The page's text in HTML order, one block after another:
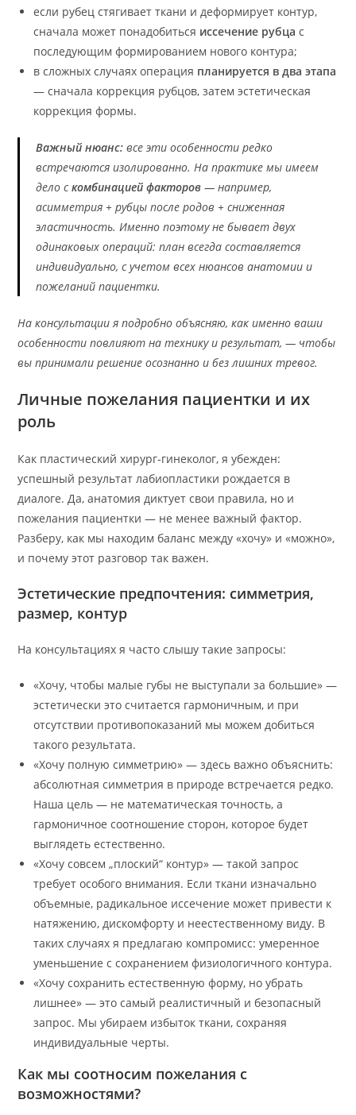
если рубец стягивает ткани и деформирует контур,
сначала может понадобиться иссечение рубца с
последующим формированием нового контура;
в сложных случаях операция планируется в два этапа
— сначала коррекция рубцов, затем эстетическая
коррекция формы.
Важный нюанс: все эти особенности редко
встречаются изолированно. На практике мы имеем
дело скомбинацией факторов — например,
асимметрия + рубцы после родов + сниженная
эластичность. Именно поэтому не бывает двух
одинаковых операций: план всегда составляется
индивидуально, с учетом всех нюансов анатомии и
пожеланий пациентки.
На консультации я подробно объясняю, как именно ваши
особенности повлияют на технику и результат, — чтобы
вы принимали решение осознанно и без лишних тревог.
Личные пожелания пациентки и их
роль
Как пластический хирург‑гинеколог, я убежден:
успешный результат лабиопластики рождается в
диалоге. Да, анатомия диктует свои правила, но и
пожелания пациентки — не менее важный фактор.
Разберу, как мы находим баланс между «хочу» и «можно»,
и почему этот разговор так важен.
Эстетические предпочтения: симметрия,
размер, контур
На консультациях я часто слышу такие запросы:
«Хочу, чтобы малые губы не выступали за большие» —
эстетически это считается гармоничным, и при
отсутствии противопоказаний мы можем добиться
такого результата.
«Хочу полную симметрию» — здесь важно объяснить:
абсолютная симметрия в природе встречается редко.
Наша цель — не математическая точность, а
гармоничное соотношение сторон, которое будет
выглядеть естественно.
«Хочу совсем „плоский“ контур» — такой запрос
требует особого внимания. Если ткани изначально
объемные, радикальное иссечение может привести к
натяжению, дискомфорту и неестественному виду. В
таких случаях я предлагаю компромисс: умеренное
уменьшение с сохранением физиологичного контура.
«Хочу сохранить естественную форму, но убрать
лишнее» — это самый реалистичный и безопасный
запрос. Мы убираем избыток ткани, сохраняя
индивидуальные черты.
Как мы соотносим пожелания с
возможностями?